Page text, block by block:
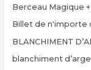
Berceau Magique
Billet de n'importe
BLANCHIMENT
blanchiment